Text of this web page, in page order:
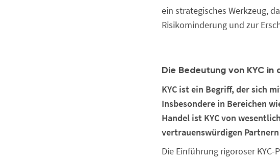
ein strategisches Werkzeug,
Risikominderung und zur
Die Bedeutung von KYC
KYC ist ein Begriff, der sich
Insbesondere in Bereichen
Handel ist KYC von
vertrauenswürdigen
Die Einführung rigoroser